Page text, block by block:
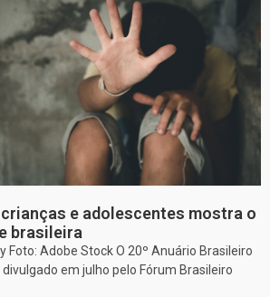
e adolescentes mostra o
brasileira
Foto: Adobe Stock O 20º Anuário Brasileiro
em julho pelo Fórum Brasileiro